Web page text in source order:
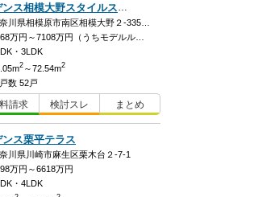
リーフィアレジデンス相模大野スタイルスイート
・3LDK
2 ～72.54m2
数 52戸
請求 検討スレ まとめ
ス栗平テラス
川県川崎市麻生区栗木台２-7-1
万円～6618万円
・4LDK